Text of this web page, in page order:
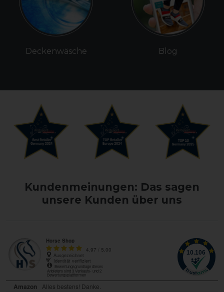
Deckenwäsche Blog
Kundenmeinungen: Das sagen
unsere Kunden über uns